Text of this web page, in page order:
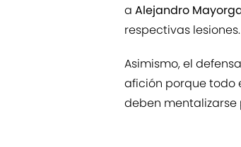
a Alejandro
respectivas lesiones.
Asimismo, el defensa
afición porque todo
deben